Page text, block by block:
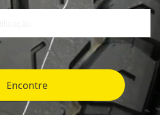
Encontre